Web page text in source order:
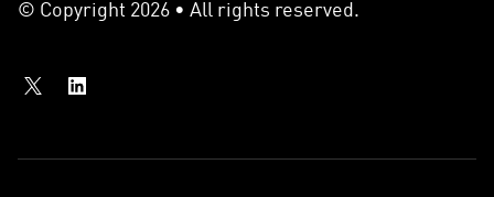
© Copyright 2026 • All rights reserved.